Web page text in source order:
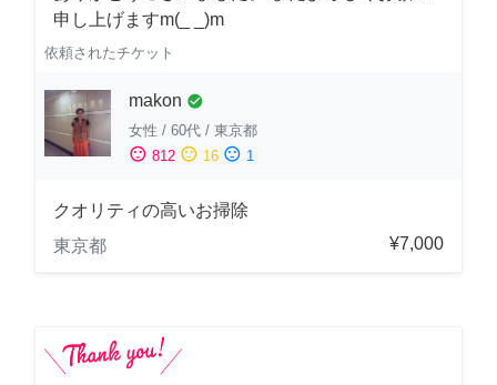
申し上げますm(_ _)m
依頼されたチケット
makon check_circle
女性 / 60代 / 東京都
sentiment_satisfied 812 sentiment_neutral 16 sentiment_dissatisfied 1
クオリティの高いお掃除
東京都
¥7,000